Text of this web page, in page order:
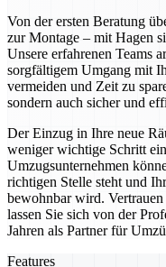
Von der ersten Beratung
zur Montage – mit Hagen
Unsere erfahrenen Teams
sorgfältigem Umgang mit
vermeiden und Zeit zu
sondern auch sicher und
Der Einzug in Ihre neue
weniger wichtige Schritt
Umzugsunternehmen
richtigen Stelle steht und
bewohnbar wird.
lassen Sie sich von der
Jahren als Partner für
Features